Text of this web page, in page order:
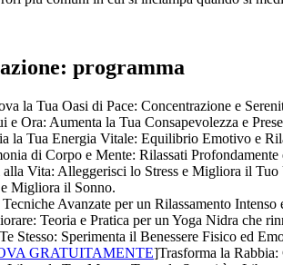
programma
la Tua Oasi di Pace: Concentrazione e
e Ora: Aumenta la Tua Consapevolezza e
la Tua Energia Vitale: Equilibrio Emotivo e
di Corpo e Mente: Rilassati
alla Vita: Alleggerisci lo Stress e Migliora il Tuo
Migliora il Sonno.
Avanzate per un Rilassamento Intenso
Teoria e Pratica per un Yoga Nidra che
Stesso: Sperimenta il Benessere Fisico ed
GRATUITAMENTE]Trasforma la